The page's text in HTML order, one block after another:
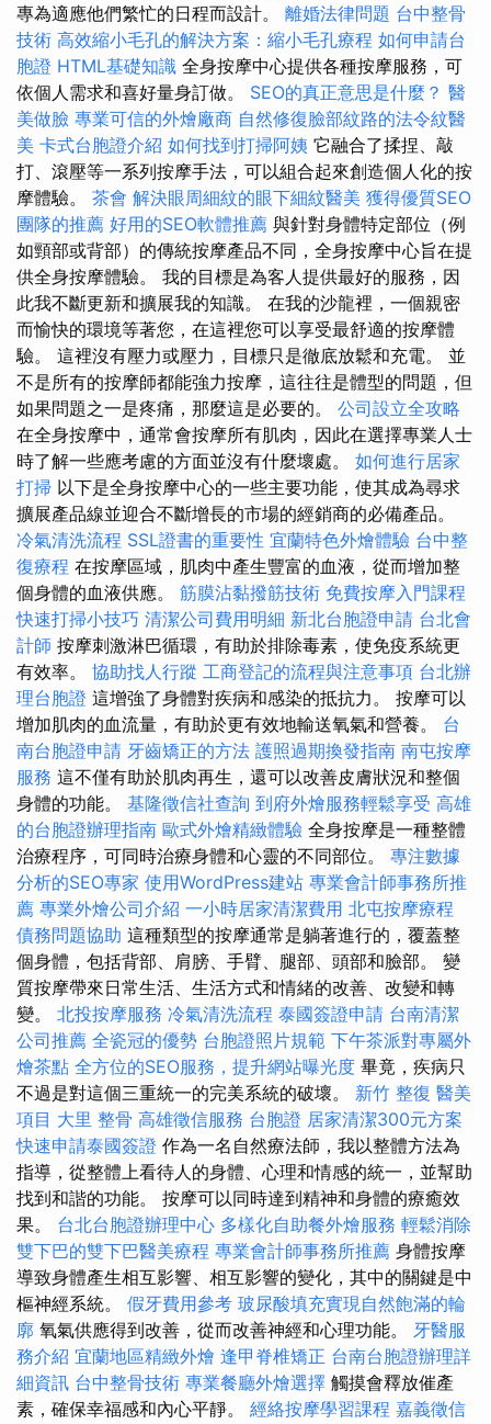
專為適應他們繁忙的日程而設計。 離婚法律問題 台中整骨
技術 高效縮小毛孔的解決方案：縮小毛孔療程 如何申請台
胞證 HTML基礎知識 全身按摩中心提供各種按摩服務，可
依個人需求和喜好量身訂做。 SEO的真正意思是什麼？ 醫
美做臉 專業可信的外燴廠商 自然修復臉部紋路的法令紋醫
美 卡式台胞證介紹 如何找到打掃阿姨 它融合了揉捏、敲
打、滾壓等一系列按摩手法，可以組合起來創造個人化的按
摩體驗。 茶會 解決眼周細紋的眼下細紋醫美 獲得優質SEO
團隊的推薦 好用的SEO軟體推薦 與針對身體特定部位（例
如頸部或背部）的傳統按摩產品不同，全身按摩中心旨在提
供全身按摩體驗。 我的目標是為客人提供最好的服務，因
此我不斷更新和擴展我的知識。 在我的沙龍裡，一個親密
而愉快的環境等著您，在這裡您可以享受最舒適的按摩體
驗。 這裡沒有壓力或壓力，目標只是徹底放鬆和充電。 並
不是所有的按摩師都能強力按摩，這往往是體型的問題，但
如果問題之一是疼痛，那麼這是必要的。 公司設立全攻略
在全身按摩中，通常會按摩所有肌肉，因此在選擇專業人士
時了解一些應考慮的方面並沒有什麼壞處。 如何進行居家
打掃 以下是全身按摩中心的一些主要功能，使其成為尋求
擴展產品線並迎合不斷增長的市場的經銷商的必備產品。
冷氣清洗流程 SSL證書的重要性 宜蘭特色外燴體驗 台中整
復療程 在按摩區域，肌肉中產生豐富的血液，從而增加整
個身體的血液供應。 筋膜沾黏撥筋技術 免費按摩入門課程
快速打掃小技巧 清潔公司費用明細 新北台胞證申請 台北會
計師 按摩刺激淋巴循環，有助於排除毒素，使免疫系統更
有效率。 協助找人行蹤 工商登記的流程與注意事項 台北辦
理台胞證 這增強了身體對疾病和感染的抵抗力。 按摩可以
增加肌肉的血流量，有助於更有效地輸送氧氣和營養。 台
南台胞證申請 牙齒矯正的方法 護照過期換發指南 南屯按摩
服務 這不僅有助於肌肉再生，還可以改善皮膚狀況和整個
身體的功能。 基隆徵信社查詢 到府外燴服務輕鬆享受 高雄
的台胞證辦理指南 歐式外燴精緻體驗 全身按摩是一種整體
治療程序，可同時治療身體和心靈的不同部位。 專注數據
分析的SEO專家 使用WordPress建站 專業會計師事務所推
薦 專業外燴公司介紹 一小時居家清潔費用 北屯按摩療程
債務問題協助 這種類型的按摩通常是躺著進行的，覆蓋整
個身體，包括背部、肩膀、手臂、腿部、頭部和臉部。 變
質按摩帶來日常生活、生活方式和情緒的改善、改變和轉
變。 北投按摩服務 冷氣清洗流程 泰國簽證申請 台南清潔
公司推薦 全瓷冠的優勢 台胞證照片規範 下午茶派對專屬外
燴茶點 全方位的SEO服務，提升網站曝光度 畢竟，疾病只
不過是對這個三重統一的完美系統的破壞。 新竹 整復 醫美
項目 大里 整骨 高雄徵信服務 台胞證 居家清潔300元方案
快速申請泰國簽證 作為一名自然療法師，我以整體方法為
指導，從整體上看待人的身體、心理和情感的統一，並幫助
找到和諧的功能。 按摩可以同時達到精神和身體的療癒效
果。 台北台胞證辦理中心 多樣化自助餐外燴服務 輕鬆消除
雙下巴的雙下巴醫美療程 專業會計師事務所推薦 身體按摩
導致身體產生相互影響、相互影響的變化，其中的關鍵是中
樞神經系統。 假牙費用參考 玻尿酸填充實現自然飽滿的輪
廓 氧氣供應得到改善，從而改善神經和心理功能。 牙醫服
務介紹 宜蘭地區精緻外燴 逢甲脊椎矯正 台南台胞證辦理詳
細資訊 台中整骨技術 專業餐廳外燴選擇 觸摸會釋放催產
素，確保幸福感和內心平靜。 經絡按摩學習課程 嘉義徵信